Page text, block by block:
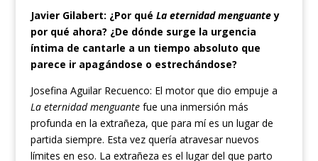
Javier Gilabert: ¿Por qué La eternidad menguantey
por qué ahora? ¿De dónde surge la urgencia
íntima de cantarle a un tiempo absoluto que
parece ir apagándose o estrechándose?
Josefina Aguilar Recuenco: El motor que dio empuje a
La eternidad menguantefue una inmersión más
profunda en la extrañeza, que para mí es un lugar de
partida siempre. Esta vez quería atravesar nuevos
límites en eso. La extrañeza es el lugar del que parto